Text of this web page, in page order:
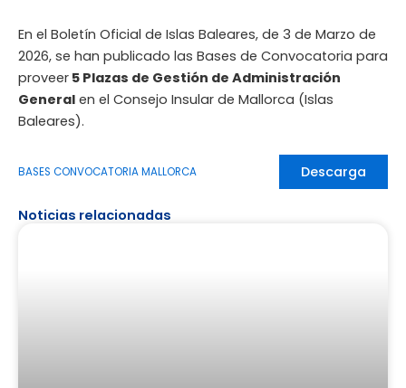
En el Boletín Oficial de Islas Baleares, de 3 de Marzo de
2026, se han publicado las Bases de Convocatoria para
proveer 5 Plazas de Gestión de Administración
General en el Consejo Insular de Mallorca (Islas
Baleares).
BASES CONVOCATORIA MALLORCA Descarga
Noticias relacionadas